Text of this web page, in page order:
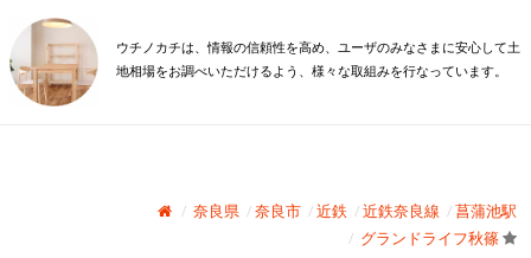
ウチノカチは、情報の信頼性を高め、ユーザのみなさまに安心して土
地相場をお調べいただけるよう、様々な取組みを行なっています。
奈良県 奈良市 近鉄 近鉄奈良線
菖蒲池駅
グランドライフ秋篠